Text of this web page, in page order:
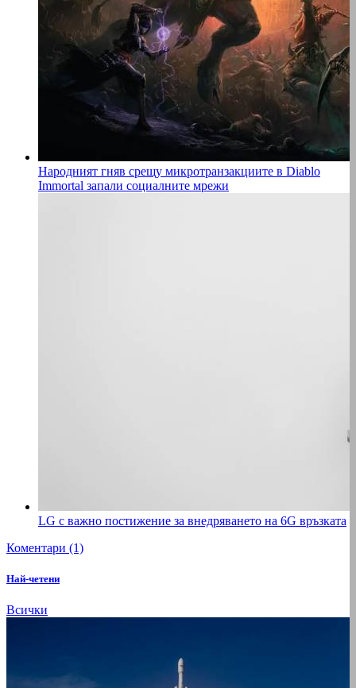
Народният гняв срещу микротранзакциите в Diablo
Immortal запали социалните мрежи
LG с важно постижение за внедряването на 6G връзката
Коментари (1)
Най-четени
Всички